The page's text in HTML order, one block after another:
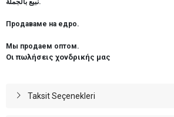
Продаваме на едро.
Мы продаем оптом.
Οι πωλήσεις χονδρικής μας
Taksit Seçenekleri